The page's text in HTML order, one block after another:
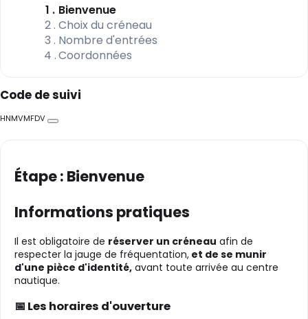
Code de suivi
HNMVMFDV
Copier
1 Bienvenue(étape courante)
2 Choix du créneau
3 Nombre d'entrées
4 Coordonnées
Étape : Bienvenue
Informations pratiques
Il est obligatoire de réserver un créneau afin de
respecter la jauge de fréquentation, et de se munir
d'une pièce d'identité, avant toute arrivée au centre
nautique.
📅 Les horaires d'ouverture